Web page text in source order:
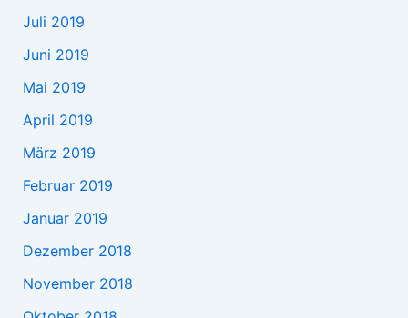
Juli 2019
Juni 2019
Mai 2019
April 2019
März 2019
Februar 2019
Januar 2019
Dezember 2018
November 2018